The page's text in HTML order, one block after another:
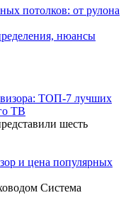
потолков: от рулона
нюансы
ТОП-7 лучших
ТВ
шесть
и цена популярных
Система